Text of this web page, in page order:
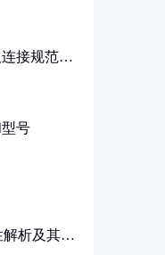
接规范详
号
解析及其在